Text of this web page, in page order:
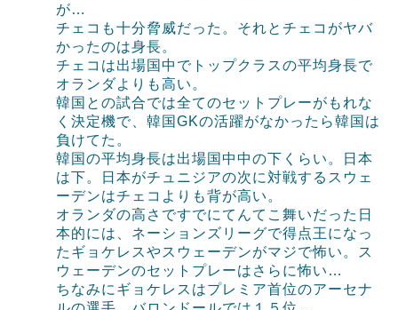
が…
チェコも十分脅威だった。それとチェコがヤバ
かったのは身長。
チェコは出場国中でトップクラスの平均身長で
オランダよりも高い。
韓国との試合では全てのセットプレーがもれな
く決定機で、韓国GKの活躍がなかったら韓国は
負けてた。
韓国の平均身長は出場国中中の下くらい。日本
は下。日本がチュニジアの次に対戦するスウェ
ーデンはチェコよりも背が高い。
オランダの高さですでにてんてこ舞いだった日
本的には、ネーションズリーグで得点王になっ
たギョケレスやスウェーデンがマジで怖い。ス
ウェーデンのセットプレーはさらに怖い…
ちなみにギョケレスはプレミア首位のアーセナ